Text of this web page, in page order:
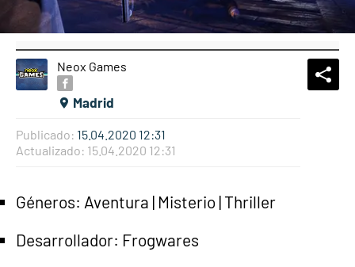
Neox Games
Madrid
Publicado: 15.04.2020 12:31
Actualizado: 15.04.2020 12:31
Géneros: Aventura | Misterio | Thriller
Desarrollador: Frogwares